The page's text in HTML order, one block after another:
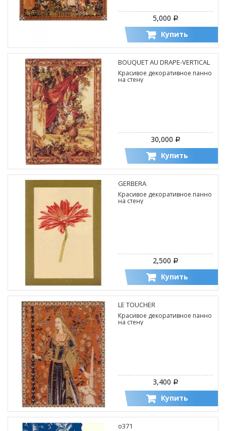
5,000 Р
Купить
BOUQUET AU DRAPE-VERTICAL
Красивое декоративное панно
на стену
30,000 Р
Купить
GERBERA
Красивое декоративное панно
на стену
2,500 Р
Купить
LE TOUCHER
Красивое декоративное панно
на стену
3,400 Р
Купить
o371